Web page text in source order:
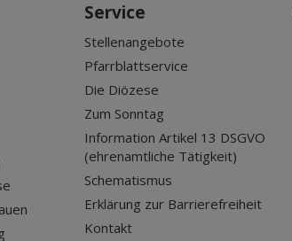
Service
Stellenangebote
Pfarrblattservice
Die Diözese
Zum Sonntag
Information Artikel 13 DSGVO
(ehrenamtliche Tätigkeit)
Schematismus
Erklärung zur Barrierefreiheit
Kontakt